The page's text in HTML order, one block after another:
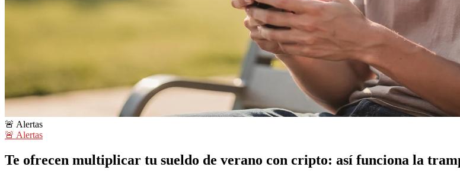
🚨 Alertas
🚨 Alertas
Te ofrecen multiplicar tu sueldo de verano con cripto: así funciona la